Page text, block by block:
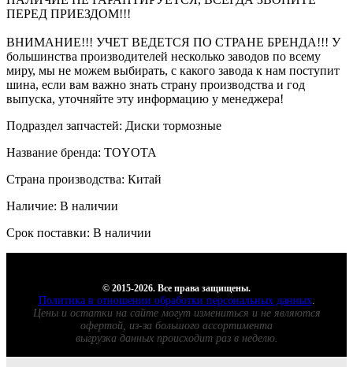
ПЕРЕД ПРИЕЗДОМ!!!
ВНИМАНИЕ!!! УЧЕТ ВЕДЕТСЯ ПО СТРАНЕ БРЕНДА!!! У
большинства производителей несколько заводов по всему
миру, мы не можем выбирать, с какого завода к нам поступит
шина, если вам важно знать страну производства и год
выпуска, уточняйте эту информацию у менеджера!
Подраздел запчастей: Диски тормозные
Название бренда: TOYOTA
Страна производства: Китай
Наличие: В наличии
Срок поставки: В наличии
© 2015-2026. Все права защищены.
Политика в отношении обработки персональных данных.
Цены и остатки на сайте могут измениться и не являются
офертой, из-за большого ассортимента
выгрузка данных происходит раз в неделю.